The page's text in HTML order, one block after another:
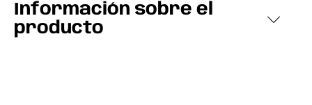
Información sobre el
producto